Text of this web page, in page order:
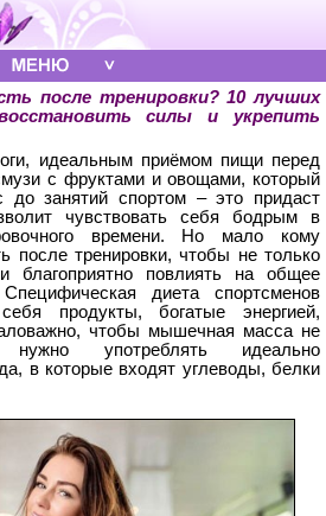
после тренировки? 10 лучших
силы и укрепить
идеальным приёмом пищи перед
с фруктами и овощами, который
до занятий спортом – это придаст
чувствовать себя бодрым в
времени. Но мало кому
после тренировки, чтобы не только
повлиять на общее
диета спортсменов
продукты, богатые энергией,
чтобы мышечная масса не
употреблять идеально
в которые входят углеводы, белки